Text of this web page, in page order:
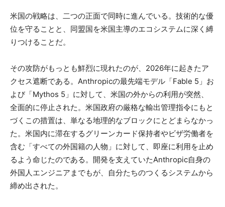
米国の戦略は、二つの正面で同時に進んでいる。技術的な優
位を守ることと、同盟国を米国主導のエコシステムに深く縛
りつけることだ。
その攻防がもっとも鮮烈に現れたのが、2026年に起きたア
クセス遮断である。Anthropicの最先端モデル「Fable 5」お
よび「Mythos 5」に対して、米国の外からの利用が突然、
全面的に停止された。米国政府の厳格な輸出管理指令にもと
づくこの措置は、単なる地理的なブロックにとどまらなかっ
た。米国内に滞在するグリーンカード保持者やビザ労働者を
含む「すべての外国籍の人物」に対して、即座に利用を止め
るよう命じたのである。開発を支えていたAnthropic自身の
外国人エンジニアまでもが、自分たちのつくるシステムから
締め出された。